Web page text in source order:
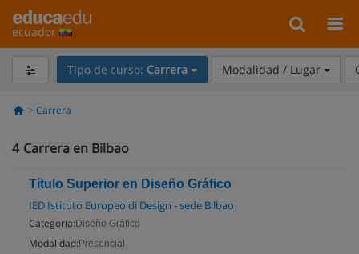
ecuador
Tipo de curso: Carrera Modalidad / Lugar
Carrera
4 Carrera en Bilbao
Título Superior en Diseño Gráfico
IED Istituto Europeo di Design - sede Bilbao
Categoría: Diseño Gráfico
Modalidad: Presencial